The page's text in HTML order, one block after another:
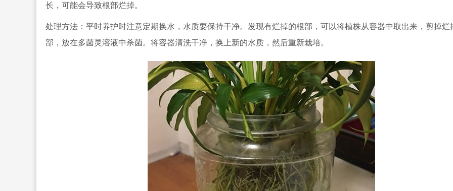
长，可能会导致根部烂掉。
处理方法：平时养护时注意定期换水，水质要保持干净。发现有烂掉的根部，可以将植株从容器中取出来，剪掉烂
部，放在多菌灵溶液中杀菌。将容器清洗干净，换上新的水质，然后重新栽培。